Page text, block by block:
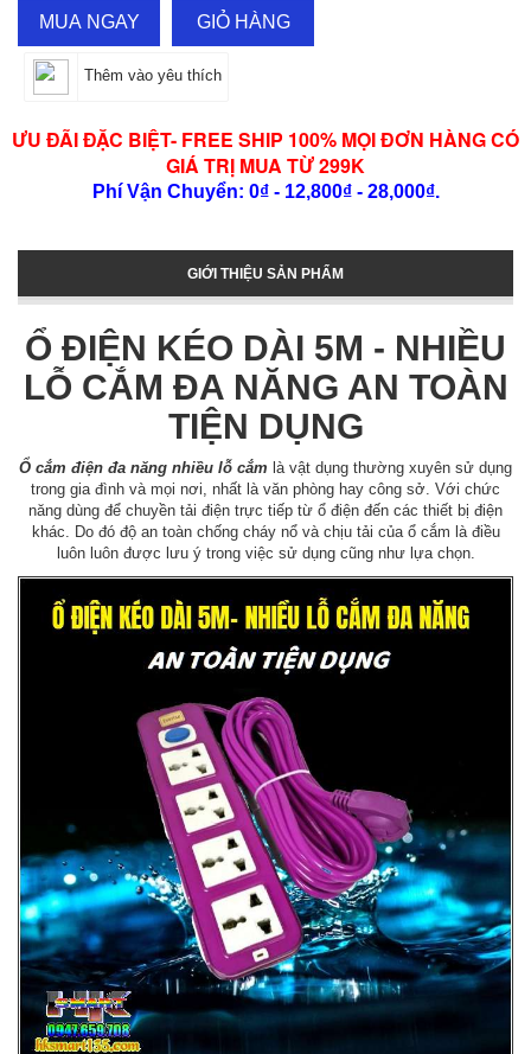
MUA NGAY GIỎ HÀNG
Thêm vào yêu thích
ƯU ĐÃI ĐẶC BIỆT- FREE SHIP 100% MỌI ĐƠN HÀNG CÓ
GIÁ TRỊ MUA TỪ 299K
Phí Vận Chuyển: 0₫ - 12,800₫ - 28,000₫.
GIỚI THIỆU SẢN PHẨM
Ổ ĐIỆN KÉO DÀI 5M - NHIỀU
LỖ CẮM ĐA NĂNG AN TOÀN
TIỆN DỤNG
Ổ cắm điện đa năng nhiều lỗ cắm là vật dụng thường xuyên sử dụng
trong gia đình và mọi nơi, nhất là văn phòng hay công sở. Với chức
năng dùng để chuyền tải điện trực tiếp từ ổ điện đến các thiết bị điện
khác. Do đó độ an toàn chống cháy nổ và chịu tải của ổ cắm là điều
luôn luôn được lưu ý trong việc sử dụng cũng như lựa chọn.